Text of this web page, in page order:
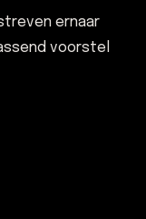
ernaar
voorstel